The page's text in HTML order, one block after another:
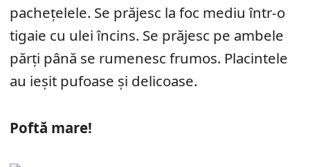
pachețelele. Se prăjesc la foc mediu într-o
tigaie cu ulei încins. Se prăjesc pe ambele
părţi până se rumenesc frumos. Placintele
au ieşit pufoase şi delicoase.
Poftă mare!